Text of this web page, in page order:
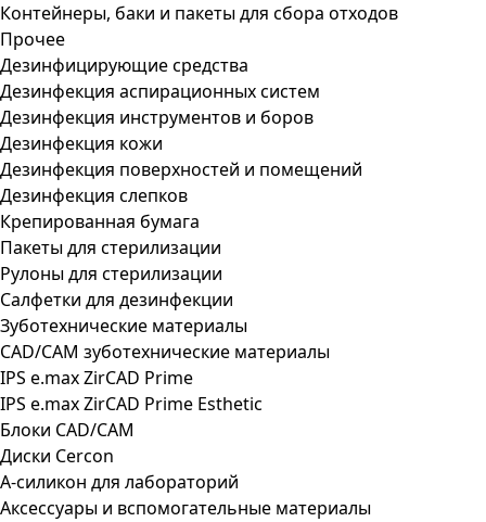
Контейнеры, баки и пакеты для сбора отходов
Прочее
Дезинфицирующие средства
Дезинфекция аспирационных систем
Дезинфекция инструментов и боров
Дезинфекция кожи
Дезинфекция поверхностей и помещений
Дезинфекция слепков
Крепированная бумага
Пакеты для стерилизации
Рулоны для стерилизации
Салфетки для дезинфекции
Зуботехнические материалы
CAD/CAM зуботехнические материалы
IPS e.max ZirCAD Prime
IPS e.max ZirCAD Prime Esthetic
Блоки CAD/CAM
Диски Cercon
А-силикон для лабораторий
Аксессуары и вспомогательные материалы